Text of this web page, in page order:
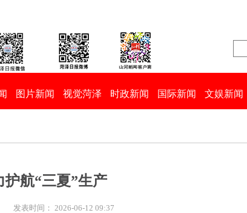
图片新闻 视觉菏泽 时政新闻 国际新闻 文娱新闻
航“三夏”生产
发表时间： 2026-06-12 09:37